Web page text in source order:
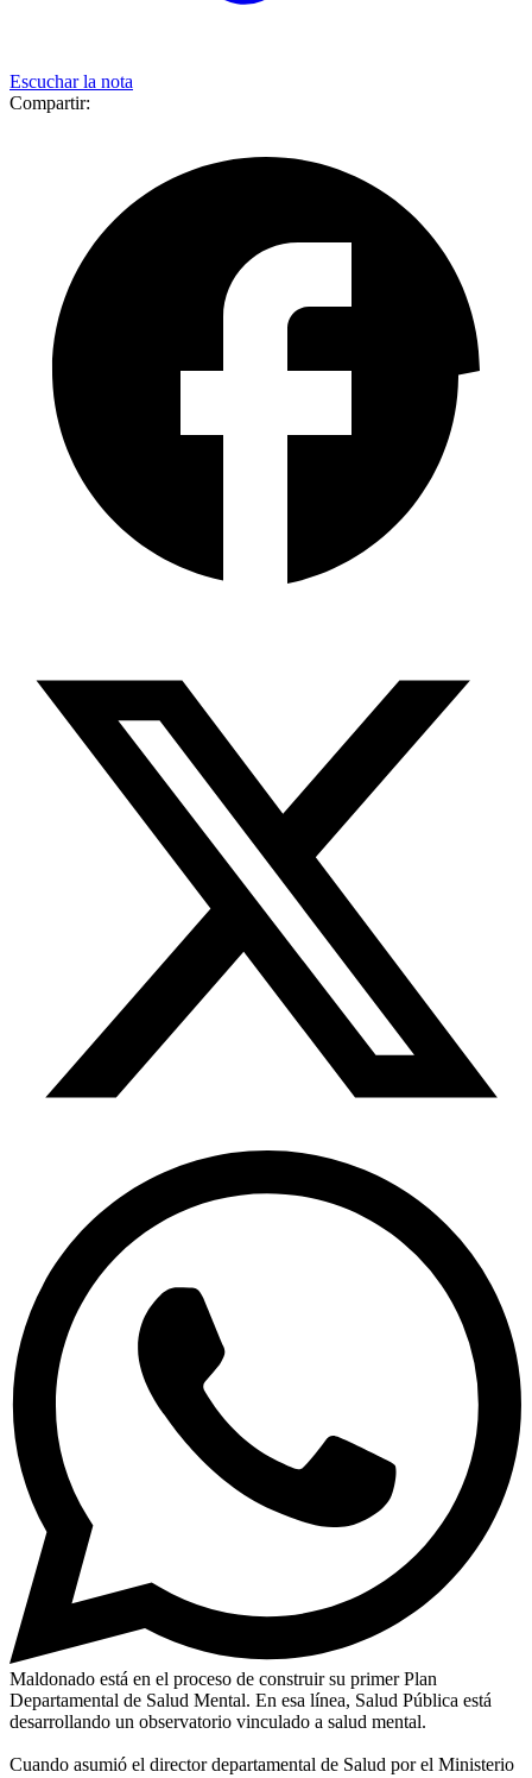
Escuchar la nota
Compartir:
Maldonado está en el proceso de construir su primer Plan
Departamental de Salud Mental. En esa línea, Salud Pública está
desarrollando un observatorio vinculado a salud mental.
Cuando asumió el director departamental de Salud por el Ministerio